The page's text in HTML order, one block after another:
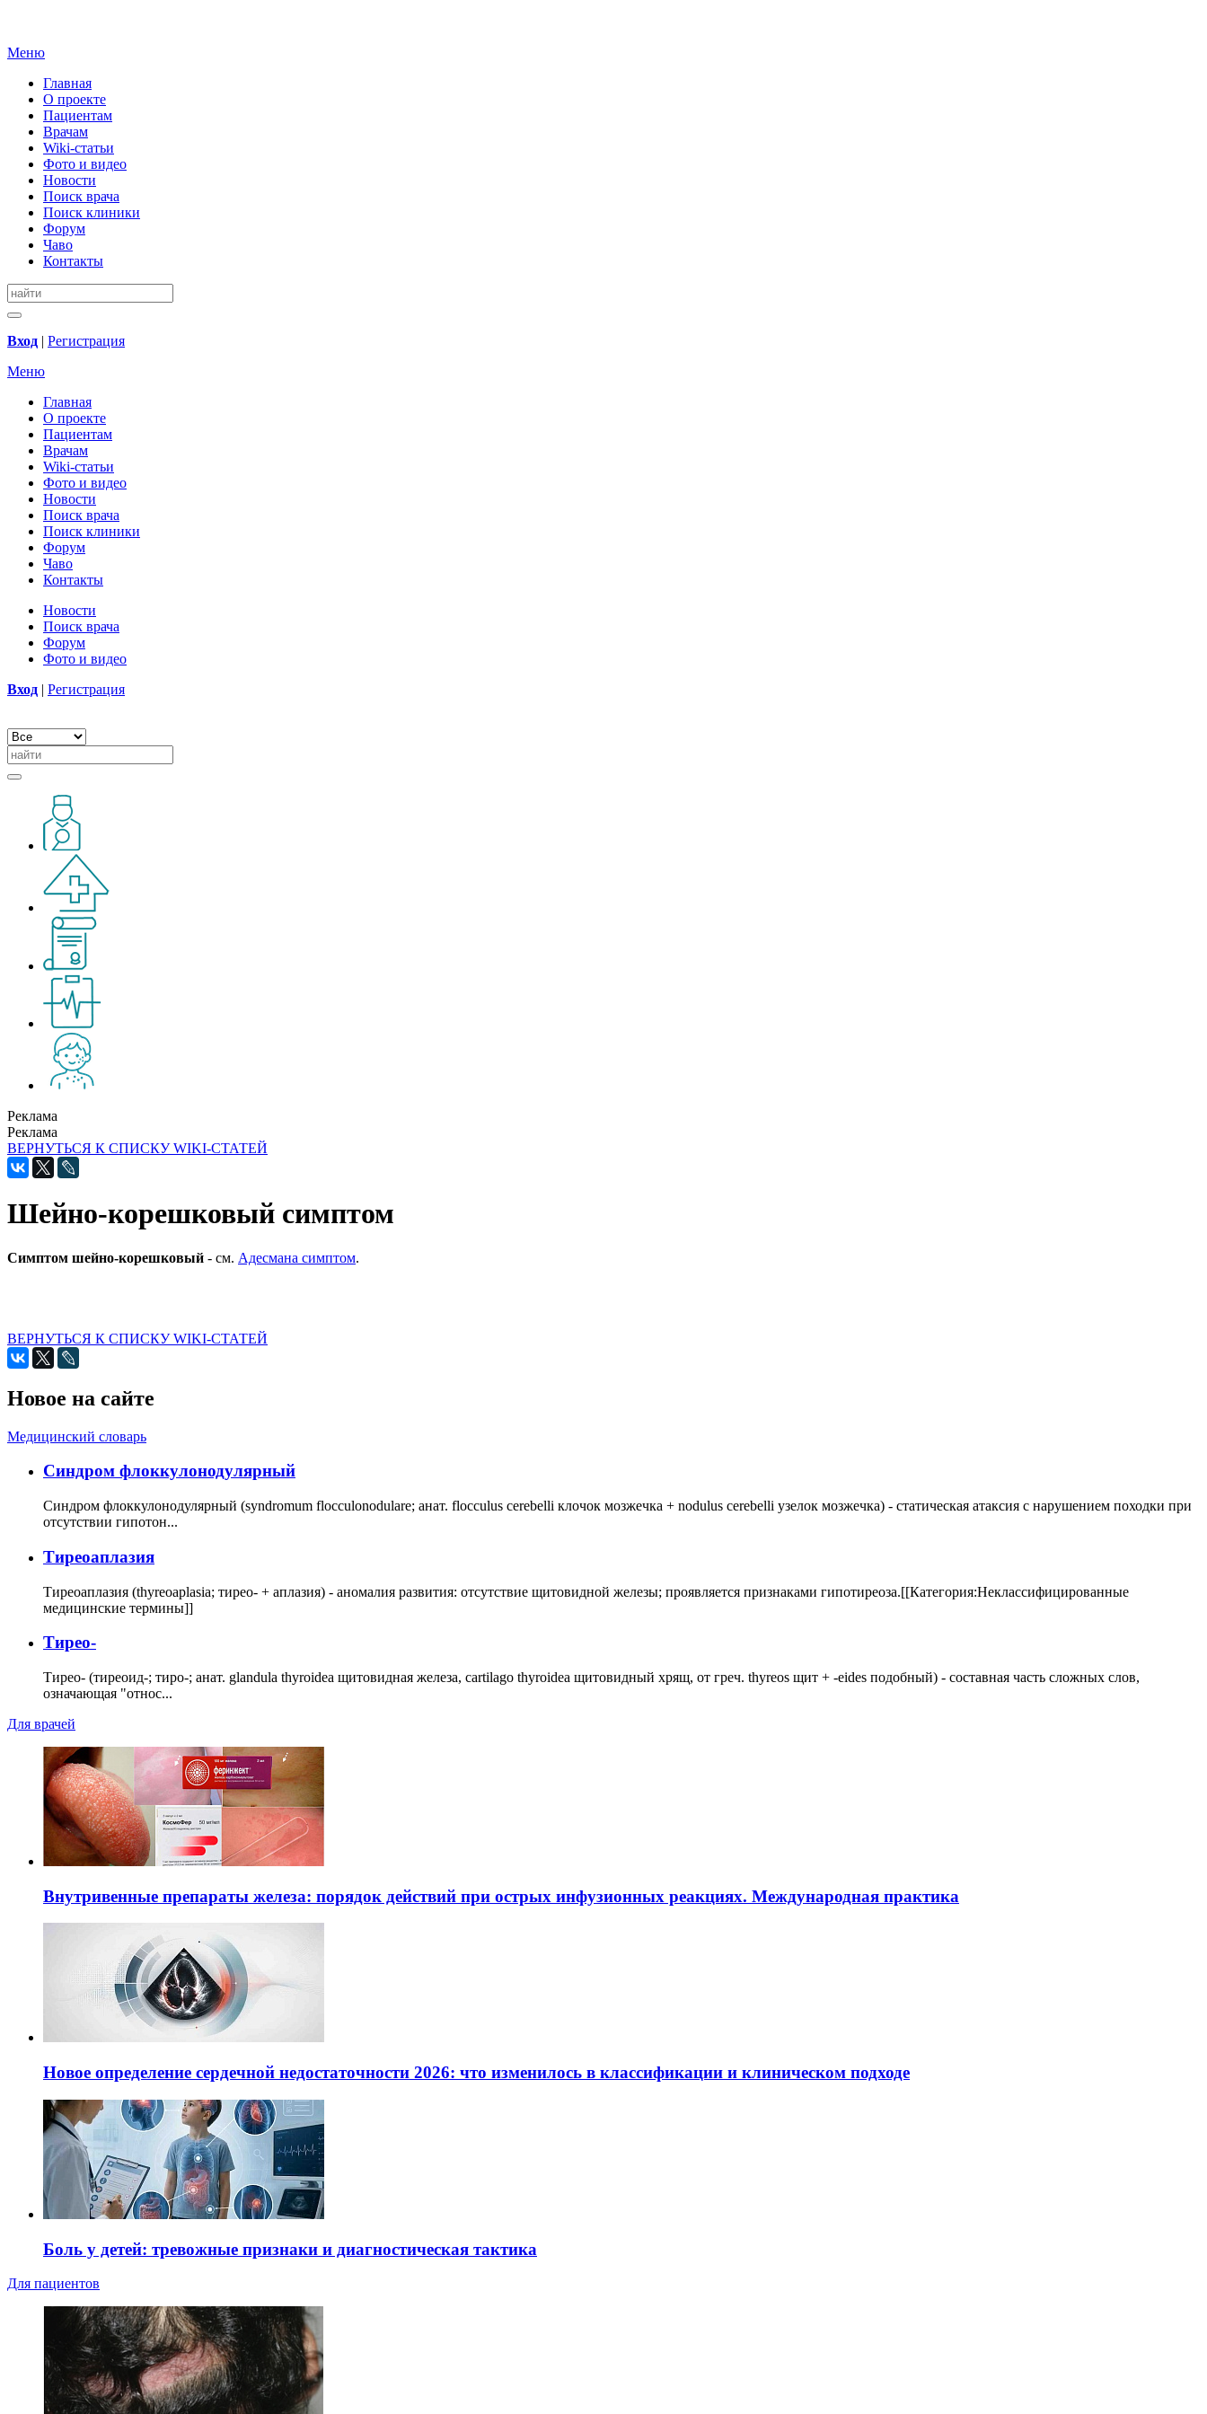
Меню
Главная
О проекте
Пациентам
Врачам
Wiki-статьи
Фото и видео
Новости
Поиск врача
Поиск клиники
Форум
Чаво
Контакты
Вход | Регистрация
Меню
Главная
О проекте
Пациентам
Врачам
Wiki-статьи
Фото и видео
Новости
Поиск врача
Поиск клиники
Форум
Чаво
Контакты
Новости
Поиск врача
Форум
Фото и видео
Вход | Регистрация
Реклама
Реклама
ВЕРНУТЬСЯ К СПИСКУ WIKI-СТАТЕЙ
Шейно-корешковый симптом
Симптом шейно-корешковый - см. Адесмана симптом.
ВЕРНУТЬСЯ К СПИСКУ WIKI-СТАТЕЙ
Новое на сайте
Медицинский словарь
Cиндром флоккулонодулярный
Синдром флоккулонодулярный (syndromum flocculonodulare; анат. flocculus cerebelli клочок мозжечка + nodulus cerebelli узелок мозжечка) - статическая атаксия с нарушением походки при
отсутствии гипотон...
Тиреоаплазия
Тиреоаплазия (thyreoaplasia; тирео- + аплазия) - аномалия развития: отсутствие щитовидной железы; проявляется признаками гипотиреоза.[[Категория:Неклассифицированные
медицинские термины]]
Тирео-
Тирео- (тиреоид-; тиро-; анат. glandula thyroidea щитовидная железа, cartilago thyroidea щитовидный хрящ, от греч. thyreos щит + -eides подобный) - составная часть сложных слов,
означающая "относ...
Для врачей
Внутривенные препараты железа: порядок действий при острых инфузионных реакциях. Международная практика
Новое определение сердечной недостаточности 2026: что изменилось в классификации и клиническом подходе
Боль у детей: тревожные признаки и диагностическая тактика
Для пациентов